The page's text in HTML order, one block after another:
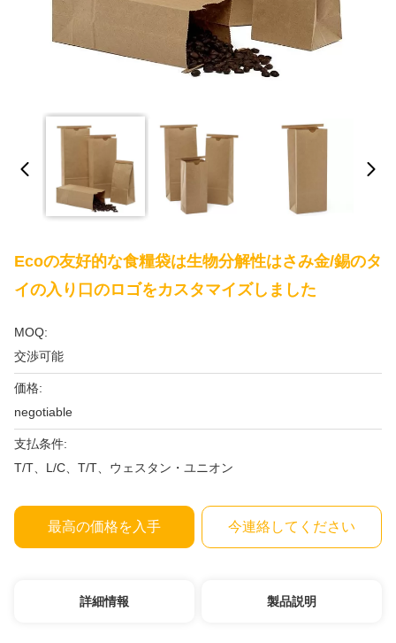
Ecoの友好的な食糧袋は生物分解性はさみ金/錫のタ
イの入り口のロゴをカスタマイズしました
MOQ:
交渉可能
価格:
negotiable
支払条件:
T/T、L/C、T/T、ウェスタン・ユニオン
最高の価格を入手 今連絡してください
詳細情報 製品説明